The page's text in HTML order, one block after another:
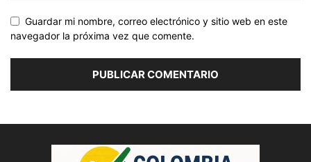
Guardar mi nombre, correo electrónico y sitio web en este
navegador la próxima vez que comente.